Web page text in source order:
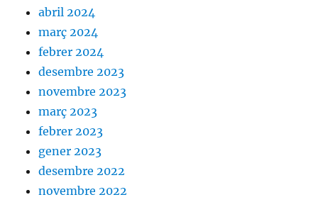
abril 2024
març 2024
febrer 2024
desembre 2023
novembre 2023
març 2023
febrer 2023
gener 2023
desembre 2022
novembre 2022